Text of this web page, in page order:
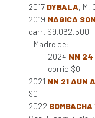
2017 DYBALA, M,
2019 MAGICA
carr. $9.062.500
Madre de:
2024 NN 24
corrió $0
2021 NN 21 AUN
$0
2022